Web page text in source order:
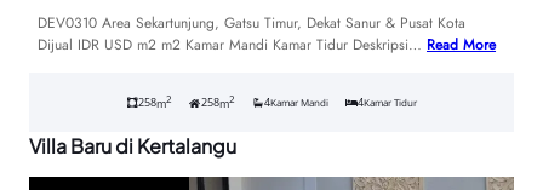
DEV0310 Area Sekartunjung, Gatsu Timur, Dekat Sanur & Pusat Kota
Dijual IDR USD m2 m2 Kamar Mandi Kamar Tidur Deskripsi… Read More
258m2 258m2 4Kamar Mandi 4Kamar Tidur
Villa Baru di Kertalangu